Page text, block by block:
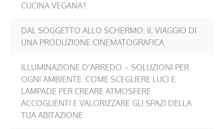
CUCINA VEGANA?
DAL SOGGETTO ALLO SCHERMO: IL VIAGGIO DI
UNA PRODUZIONE CINEMATOGRAFICA
ILLUMINAZIONE D’ARREDO – SOLUZIONI PER
OGNI AMBIENTE. COME SCEGLIERE LUCI E
LAMPADE PER CREARE ATMOSFERE
ACCOGLIENTI E VALORIZZARE GLI SPAZI DELLA
TUA ABITAZIONE